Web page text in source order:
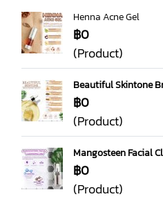
Henna Acne Gel
฿0
(Product)
Beautiful Skintone
฿0
(Product)
Mangosteen Facial
฿0
(Product)